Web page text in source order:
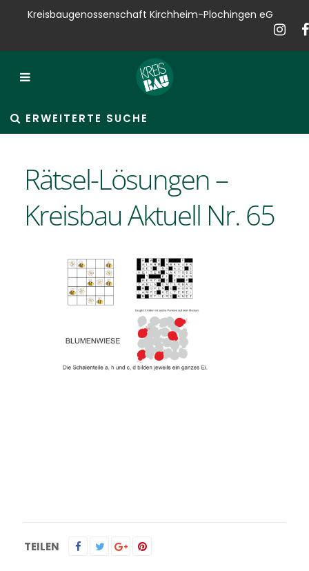
Bauen
Verwalten
Hausservice
Kreisbaugenossenschaft Kirchheim-Plochingen eG
ERWEITERTE SUCHE
Rätsel-Lösungen –
Kreisbau Aktuell Nr. 65
TEILEN